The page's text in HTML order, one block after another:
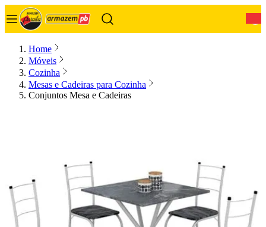
Home
Móveis
Cozinha
Mesas e Cadeiras para Cozinha
Conjuntos Mesa e Cadeiras